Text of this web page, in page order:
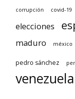
corrupción covid-19
elecciones
maduro méxico
pedro sánchez
venezuela